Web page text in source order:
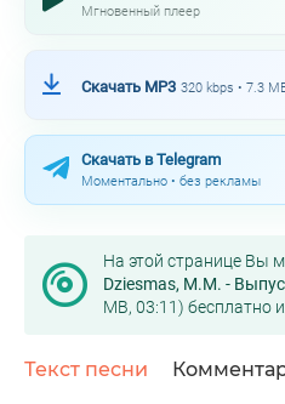
Мгновенный плеер
Скачать MP3 320 kbps • 7.3
Скачать в Telegram
Моментально • без рекламы
На этой странице Вы
Dziesmas, M.M. -
MB, 03:11) бесплатно
Текст песни